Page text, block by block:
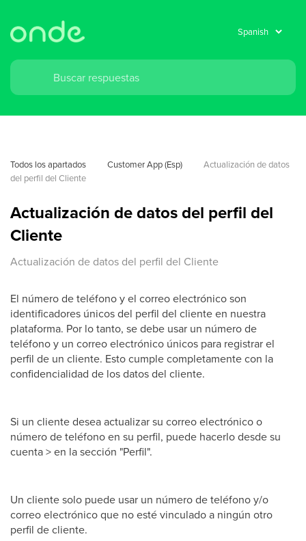
Todos los apartados Customer App (Esp)
Actualización de datos
del perfil del Cliente
Actualización de datos del perfil del
Cliente
Actualización de datos del perfil del Cliente
El número de teléfono y el correo electrónico son
identificadores únicos del perfil del cliente en nuestra
plataforma. Por lo tanto, se debe usar un número de
teléfono y un correo electrónico únicos para registrar el
perfil de un cliente. Esto cumple completamente con la
confidencialidad de los datos del cliente.
Si un cliente desea actualizar su correo electrónico o
número de teléfono en su perfil, puede hacerlo desde su
cuenta > en la sección "Perfil".
Un cliente solo puede usar un número de teléfono y/o
correo electrónico que no esté vinculado a ningún otro
perfil de cliente.